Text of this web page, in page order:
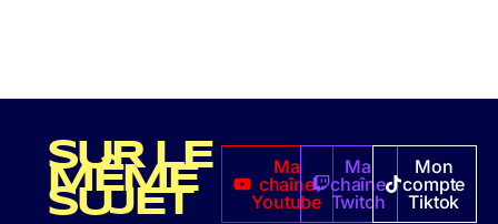
SUR LE
MÊME
SUJET
Ma
chaîne
Youtube
Ma
chaîne
Twitch
Mon
compte
Tiktok